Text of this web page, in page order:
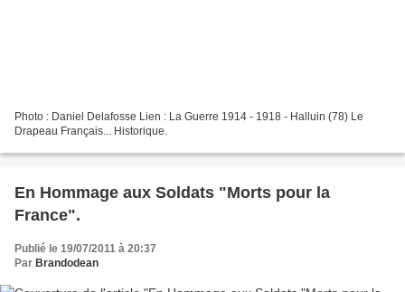
Photo : Daniel Delafosse Lien : La Guerre 1914 - 1918 - Halluin (78) Le
Drapeau Français... Historique.
En Hommage aux Soldats "Morts pour la
France".
Publié le 19/07/2011 à 20:37
Par Brandodean